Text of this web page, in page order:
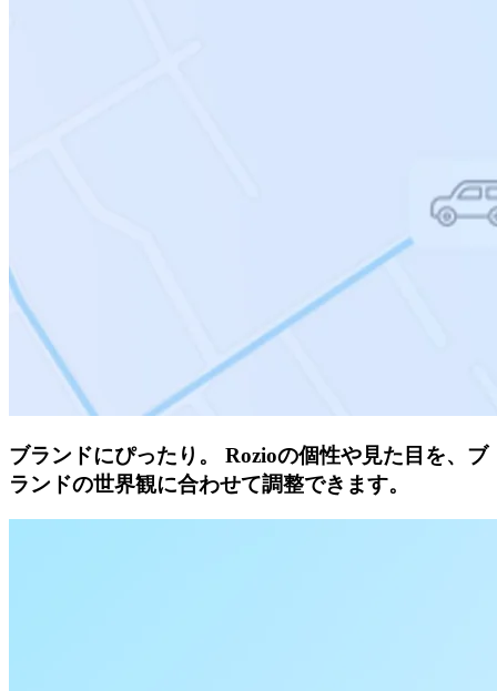
ブランドにぴったり。
Rozioの個性や見た目を、ブ
ランドの世界観に合わせて調整できます。